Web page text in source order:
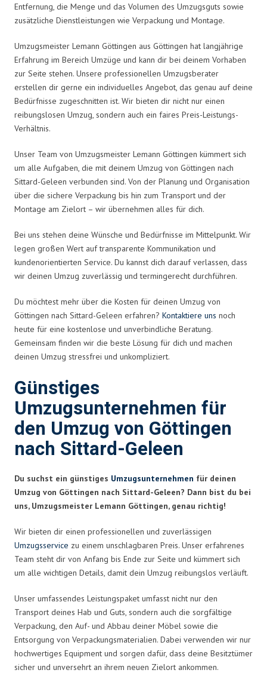
Entfernung, die Menge und das Volumen des Umzugsguts sowie
zusätzliche Dienstleistungen wie Verpackung und Montage.
Umzugsmeister Lemann Göttingen aus Göttingen hat langjährige
Erfahrung im Bereich Umzüge und kann dir bei deinem Vorhaben
zur Seite stehen. Unsere professionellen Umzugsberater
erstellen dir gerne ein individuelles Angebot, das genau auf deine
Bedürfnisse zugeschnitten ist. Wir bieten dir nicht nur einen
reibungslosen Umzug, sondern auch ein faires Preis-Leistungs-
Verhältnis.
Unser Team von Umzugsmeister Lemann Göttingen kümmert sich
um alle Aufgaben, die mit deinem Umzug von Göttingen nach
Sittard-Geleen verbunden sind. Von der Planung und Organisation
über die sichere Verpackung bis hin zum Transport und der
Montage am Zielort – wir übernehmen alles für dich.
Bei uns stehen deine Wünsche und Bedürfnisse im Mittelpunkt. Wir
legen großen Wert auf transparente Kommunikation und
kundenorientierten Service. Du kannst dich darauf verlassen, dass
wir deinen Umzug zuverlässig und termingerecht durchführen.
Du möchtest mehr über die Kosten für deinen Umzug von
Göttingen nach Sittard-Geleen erfahren? Kontaktiere uns noch
heute für eine kostenlose und unverbindliche Beratung.
Gemeinsam finden wir die beste Lösung für dich und machen
deinen Umzug stressfrei und unkompliziert.
Günstiges
Umzugsunternehmen für
den Umzug von Göttingen
nach Sittard-Geleen
Du suchst ein günstiges Umzugsunternehmen für deinen
Umzug von Göttingen nach Sittard-Geleen? Dann bist du bei
uns, Umzugsmeister Lemann Göttingen, genau richtig!
Wir bieten dir einen professionellen und zuverlässigen
Umzugsservice zu einem unschlagbaren Preis. Unser erfahrenes
Team steht dir von Anfang bis Ende zur Seite und kümmert sich
um alle wichtigen Details, damit dein Umzug reibungslos verläuft.
Unser umfassendes Leistungspaket umfasst nicht nur den
Transport deines Hab und Guts, sondern auch die sorgfältige
Verpackung, den Auf- und Abbau deiner Möbel sowie die
Entsorgung von Verpackungsmaterialien. Dabei verwenden wir nur
hochwertiges Equipment und sorgen dafür, dass deine Besitztümer
sicher und unversehrt an ihrem neuen Zielort ankommen.